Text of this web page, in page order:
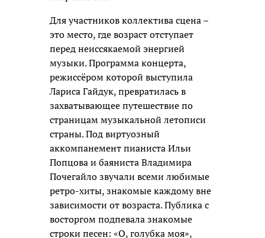
Для участников коллектива сцена –
это место, где возраст отступает
перед неиссякаемой энергией
музыки. Программа концерта,
режиссёром которой выступила
Лариса Гайдук, превратилась в
захватывающее путешествие по
страницам музыкальной летописи
страны. Под виртуозный
аккомпанемент пианиста Ильи
Попцова и баяниста Владимира
Почегайло звучали всеми любимые
ретро-хиты, знакомые каждому вне
зависимости от возраста. Публика с
восторгом подпевала знакомые
строки песен: «О, голубка моя»,